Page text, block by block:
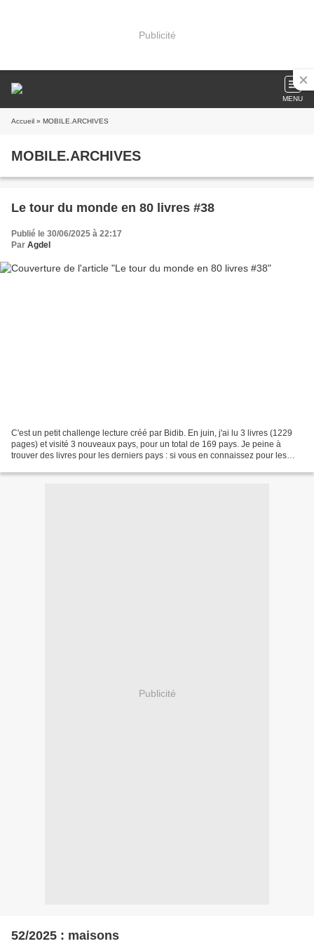
Publicité
MENU
Accueil » MOBILE.ARCHIVES
MOBILE.ARCHIVES
Le tour du monde en 80 livres #38
Publié le 30/06/2025 à 22:17
Par Agdel
C'est un petit challenge lecture créé par Bidib. En juin, j'ai lu 3 livres (1229
pages) et visité 3 nouveaux pays, pour un total de 169 pays. Je peine à
trouver des livres pour les derniers pays : si vous en connaissez pour les
Publicité
52/2025 : maisons